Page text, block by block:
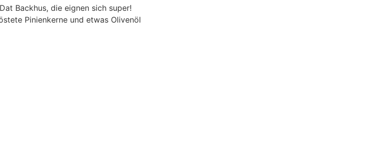
Backhus, die eignen sich super!
Pinienkerne und etwas Olivenöl